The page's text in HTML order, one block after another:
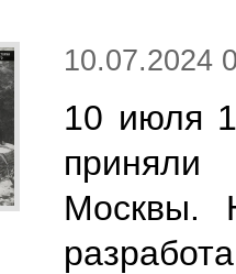
10.07.2024
10 июля
приняли
Москвы.